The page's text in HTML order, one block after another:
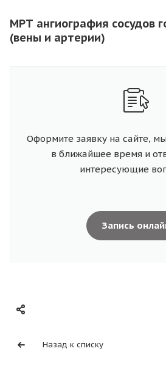
МРТ ангиография сосудов
(вены и артерии)
Оформите заявку на сайте,
в ближайшее время и
интересующие
Запись
Назад к списку